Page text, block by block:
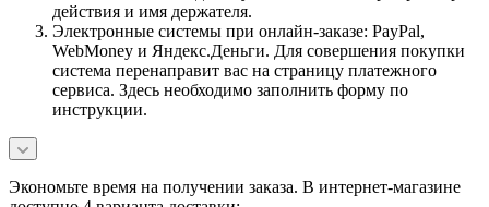
действия и имя держателя.
Электронные системы при онлайн-заказе: PayPal,
WebMoney и Яндекс.Деньги. Для совершения покупки
система перенаправит вас на страницу платежного
сервиса. Здесь необходимо заполнить форму по
инструкции.
Экономьте время на получении заказа. В интернет-магазине